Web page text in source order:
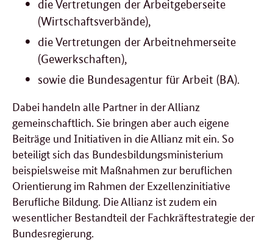
die Vertretungen der Arbeitgeberseite
(Wirtschaftsverbände),
die Vertretungen der Arbeitnehmerseite
(Gewerkschaften),
sowie die Bundesagentur für Arbeit (BA).
Dabei handeln alle Partner in der Allianz
gemeinschaftlich. Sie bringen aber auch eigene
Beiträge und Initiativen in die Allianz mit ein. So
beteiligt sich das Bundesbildungsministerium
beispielsweise mit Maßnahmen zur beruflichen
Orientierung im Rahmen der Exzellenzinitiative
Berufliche Bildung. Die Allianz ist zudem ein
wesentlicher Bestandteil der Fachkräftestrategie der
Bundesregierung.